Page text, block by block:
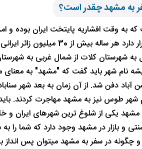
به مشهد چقدر است؟
وقت افشاریه پایتخت ایران بوده و
به شهرستان کلات از شمال غربی به
آباد دفن شد. از آن زمان به بعد شهر
طوس نیز به مشهد مهاجرت کردند.
یکی از شلوغ ترین شهرهای ایران و
و بازار در مشهد وجود دارد که شما را
چگونه در سفر به مشهد میتوان پس انداز